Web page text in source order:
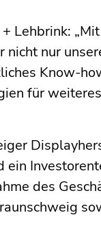
Lehbrink:
nur
Know-
für
ein
des